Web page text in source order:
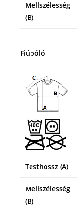
Mellszélesség
(B)
Fiúpóló
Testhossz (A)
Mellszélesség
(B)